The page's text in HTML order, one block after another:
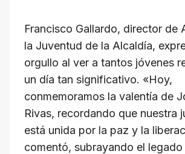
Francisco Gallardo, director de
la Juventud de la Alcaldía,
orgullo al ver a tantos jóvenes
un día tan significativo. «Hoy,
conmemoramos la valentía de
Rivas, recordando que nuestra
está unida por la paz y la
comentó, subrayando el